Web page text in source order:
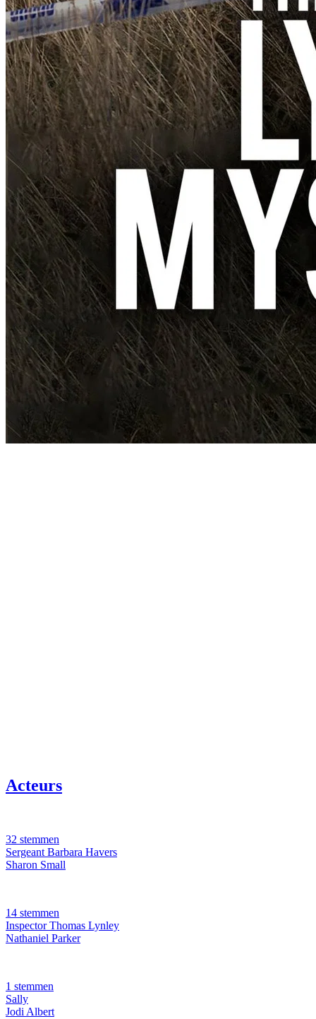
Acteurs
32 stemmen
Sergeant Barbara Havers
Sharon Small
14 stemmen
Inspector Thomas Lynley
Nathaniel Parker
1 stemmen
Sally
Jodi Albert